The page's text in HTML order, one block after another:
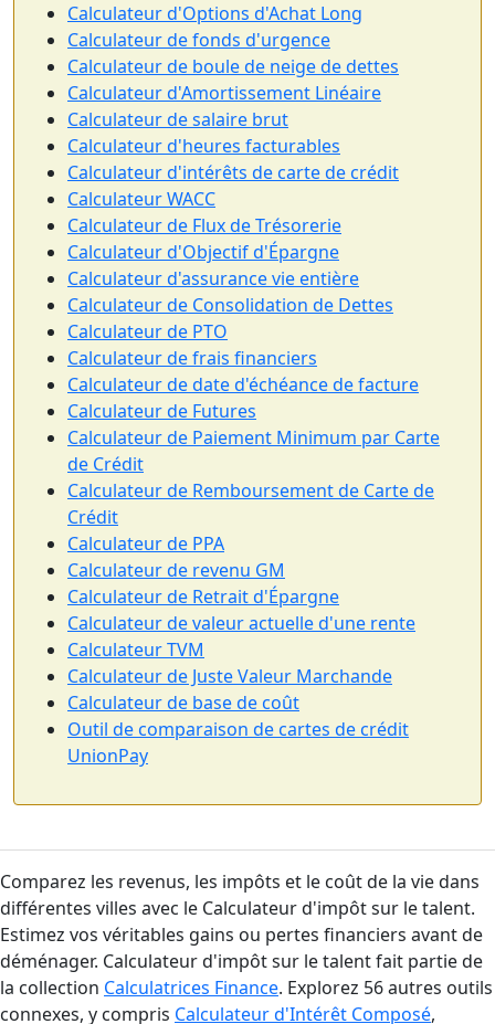
Calculateur d'Options d'Achat Long
Calculateur de fonds d'urgence
Calculateur de boule de neige de dettes
Calculateur d'Amortissement Linéaire
Calculateur de salaire brut
Calculateur d'heures facturables
Calculateur d'intérêts de carte de crédit
Calculateur WACC
Calculateur de Flux de Trésorerie
Calculateur d'Objectif d'Épargne
Calculateur d'assurance vie entière
Calculateur de Consolidation de Dettes
Calculateur de PTO
Calculateur de frais financiers
Calculateur de date d'échéance de facture
Calculateur de Futures
Calculateur de Paiement Minimum par Carte
de Crédit
Calculateur de Remboursement de Carte de
Crédit
Calculateur de PPA
Calculateur de revenu GM
Calculateur de Retrait d'Épargne
Calculateur de valeur actuelle d'une rente
Calculateur TVM
Calculateur de Juste Valeur Marchande
Calculateur de base de coût
Outil de comparaison de cartes de crédit
UnionPay
Comparez les revenus, les impôts et le coût de la vie dans
différentes villes avec le Calculateur d'impôt sur le talent.
Estimez vos véritables gains ou pertes financiers avant de
déménager. Calculateur d'impôt sur le talent fait partie de
la collection Calculatrices Finance. Explorez 56 autres outils
connexes, y compris Calculateur d'Intérêt Composé,